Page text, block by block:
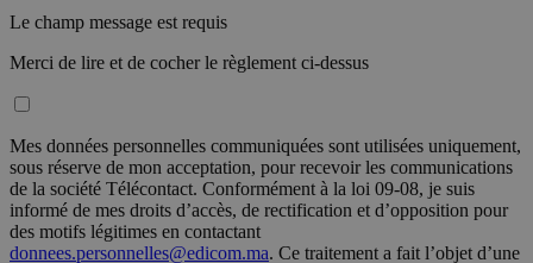
Le champ message est requis
Merci de lire et de cocher le règlement ci-dessus
Mes données personnelles communiquées sont utilisées uniquement,
sous réserve de mon acceptation, pour recevoir les communications
de la société Télécontact. Conformément à la loi 09-08, je suis
informé de mes droits d’accès, de rectification et d’opposition pour
des motifs légitimes en contactant
donnees.personnelles@edicom.ma. Ce traitement a fait l’objet d’une